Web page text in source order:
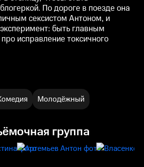
По дороге в поезде она
сексистом Антоном, и
быть главным
исправление токсичного
Молодёжный
группа